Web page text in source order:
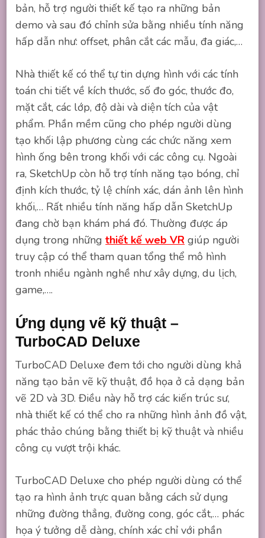
bản, hỗ trợ người thiết kế tạo ra những bản
demo và sau đó chỉnh sửa bằng nhiều tính năng
hấp dẫn như: offset, phân cắt các mẫu, đa giác,…
Nhà thiết kế có thể tự tin dựng hình với các tính
toán chi tiết về kích thước, số đo góc, thước đo,
mặt cắt, các lớp, độ dài và diện tích của vật
phẩm. Phần mềm cũng cho phép người dùng
tạo khối lập phương cùng các chức năng xem
hình ống bên trong khối với các công cụ. Ngoài
ra, SketchUp còn hỗ trợ tính năng tạo bóng, chỉ
định kích thước, tỷ lệ chính xác, dán ảnh lên hình
khối,… Rất nhiều tính năng hấp dẫn SketchUp
đang chờ bạn khám phá đó. Thường được áp
dụng trong nhữngthiết kế web VR giúp người
truy cập có thể tham quan tổng thể mô hình
tronh nhiều ngành nghề như xây dựng, du lịch,
game,….
Ứng dụng vẽ kỹ thuật –
TurboCAD Deluxe
TurboCAD Deluxe đem tới cho người dùng khả
năng tạo bản vẽ kỹ thuật, đồ họa ở cả dạng bản
vẽ 2D và 3D. Điều này hỗ trợ các kiến trúc sư,
nhà thiết kế có thể cho ra những hình ảnh đồ vật,
phác thảo chúng bằng thiết bị kỹ thuật và nhiều
công cụ vượt trội khác.
TurboCAD Deluxe cho phép người dùng có thể
tạo ra hình ảnh trực quan bằng cách sử dụng
những đường thẳng, đường cong, góc cắt,… phác
họa ý tưởng dễ dàng, chính xác chỉ với phần